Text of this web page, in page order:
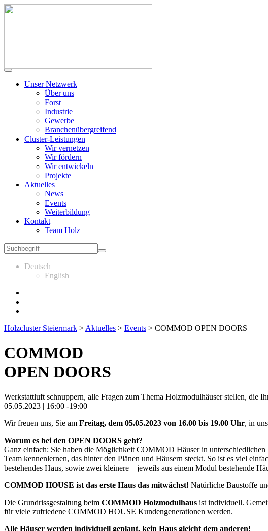
Unser Netzwerk
Über uns
Forst
Industrie
Gewerbe
Branchenübergreifend
Cluster-Leistungen
Wir vernetzen
Wir fördern
Wir entwickeln
Projekte
Aktuelles
News
Events
Weiterbildung
Kontakt
Team Holz
Deutsch
English
Holzcluster Steiermark > Aktuelles > Events > COMMOD OPEN DOORS
COMMOD
OPEN DOORS
Werkstattluft schnuppern, alle Fragen zum Thema Holzmodulhäuser stellen, die
05.05.2023 | 16:00 -19:00
Wir freuen uns, Sie am Freitag, dem 05.05.2023 von 16.00 bis 19.00 Uhr, in
Worum es bei den OPEN DOORS geht?
Ganz einfach: Sie haben die Möglichkeit COMMOD Häuser in
Team kennenlernen, das hinter den Plänen und Häusern steckt. So ist es viel
bestehendes Haus, sowie zwei kleinere – jeweils aus einem Modul bestehende
COMMOD HOUSE ist das erste Haus das mitwächst! Natürliche Baustoffe
Die Grundrissgestaltung beim COMMOD Holzmodulhaus ist individuell.
für viele zufriedene COMMOD HOUSE Kundengenerationen werden.
Alle Häuser werden individuell geplant, kein Haus gleicht dem anderen!